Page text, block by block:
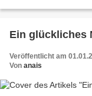
Ein glückliches
Veröffentlicht am
Von anais